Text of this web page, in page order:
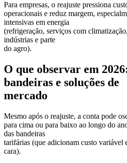
Para empresas, o reajuste pressiona
operacionais e reduz margem,
intensivas em energia
(refrigeração, serviços com
indústrias e parte
do agro).
O que observar em
bandeiras e soluções de
mercado
Mesmo após o reajuste, a conta pode
para cima ou para baixo ao longo do
das bandeiras
tarifárias (que adicionam custo variável
cara).